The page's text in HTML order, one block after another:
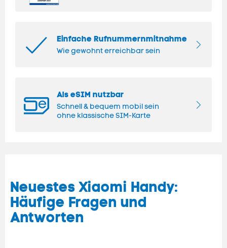
Einfache Rufnummernmitnahme
Wie gewohnt erreichbar sein
Als eSIM nutzbar
Schnell & bequem mobil sein
ohne klassische SIM-Karte
Neuestes Xiaomi Handy:
Häufige Fragen und
Antworten